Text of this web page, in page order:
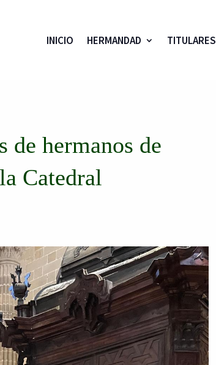
INICIO HERMANDAD TITULARES
de hermanos de
Catedral